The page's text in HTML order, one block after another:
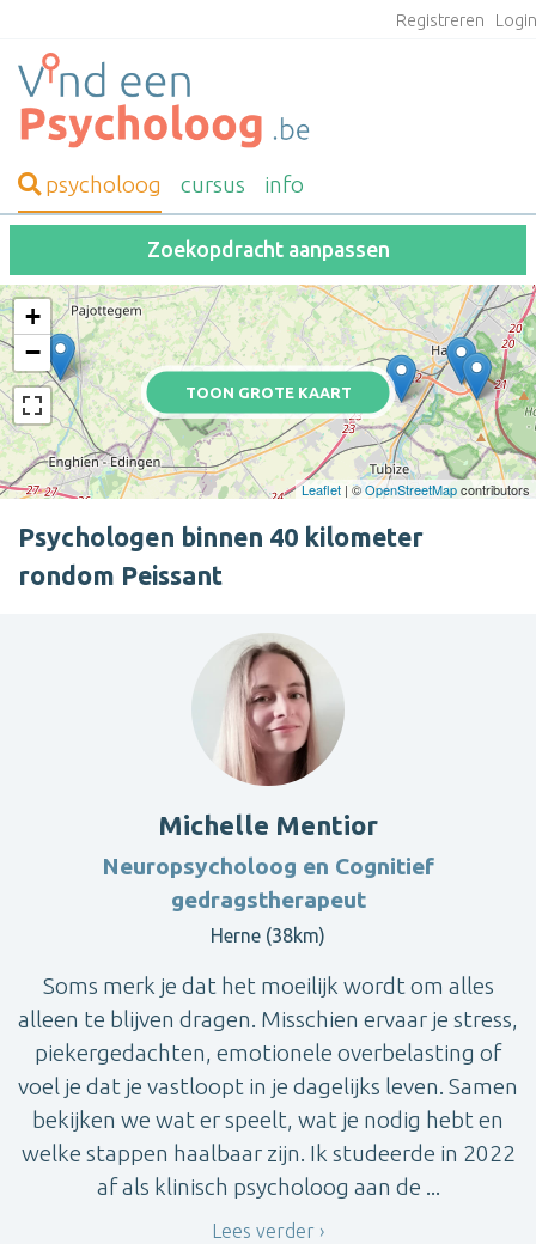
Registreren
psycholoog cursus info
Zoekopdracht aanpassen
TOON GROTE KAART
+
−
Leaflet | ©OpenStreetMapcontributors
Psychologen binnen 40 kilometer
rondom Peissant
Michelle Mentior
Neuropsycholoog en Cognitief
gedragstherapeut
Herne (38km)
Soms merk je dat het moeilijk wordt om alles
alleen te blijven dragen. Misschien ervaar je stress,
piekergedachten, emotionele overbelasting of
voel je dat je vastloopt in je dagelijks leven. Samen
bekijken we wat er speelt, wat je nodig hebt en
welke stappen haalbaar zijn. Ik studeerde in 2022
af als klinisch psycholoog aan de ...
Lees verder